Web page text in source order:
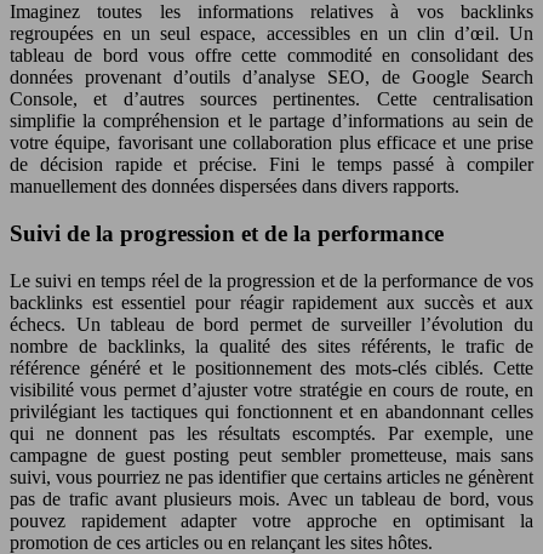
Imaginez toutes les informations relatives à vos backlinks
regroupées en un seul espace, accessibles en un clin d’œil. Un
tableau de bord vous offre cette commodité en consolidant des
données provenant d’outils d’analyse SEO, de Google Search
Console, et d’autres sources pertinentes. Cette centralisation
simplifie la compréhension et le partage d’informations au sein de
votre équipe, favorisant une collaboration plus efficace et une prise
de décision rapide et précise. Fini le temps passé à compiler
manuellement des données dispersées dans divers rapports.
Suivi de la progression et de la performance
Le suivi en temps réel de la progression et de la performance de vos
backlinks est essentiel pour réagir rapidement aux succès et aux
échecs. Un tableau de bord permet de surveiller l’évolution du
nombre de backlinks, la qualité des sites référents, le trafic de
référence généré et le positionnement des mots-clés ciblés. Cette
visibilité vous permet d’ajuster votre stratégie en cours de route, en
privilégiant les tactiques qui fonctionnent et en abandonnant celles
qui ne donnent pas les résultats escomptés. Par exemple, une
campagne de guest posting peut sembler prometteuse, mais sans
suivi, vous pourriez ne pas identifier que certains articles ne génèrent
pas de trafic avant plusieurs mois. Avec un tableau de bord, vous
pouvez rapidement adapter votre approche en optimisant la
promotion de ces articles ou en relançant les sites hôtes.